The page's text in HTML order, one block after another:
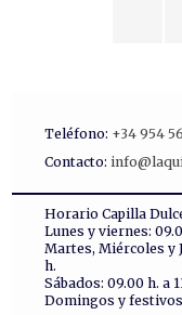
Teléfono: +34 954
Contacto:
Horario Capilla
Lunes y viernes:
Martes, Miércoles y
h.
Sábados: 09.00 h. a
Domingos y